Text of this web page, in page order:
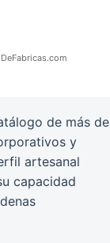
de más de
y
artesanal
capacidad